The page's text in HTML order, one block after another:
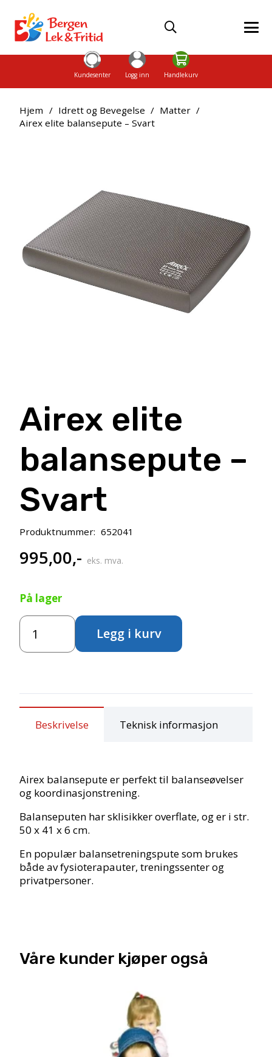
Kundesenter Logg inn Handlekurv
Hjem / Idrett og Bevegelse / Matter /
Airex elite balansepute – Svart
Airex elite
balansepute –
Svart
Produktnummer: 652041
995,00,- eks. mva.
På lager
Airex
elite
balansepute
Legg i kurv
Beskrivelse Teknisk informasjon
Airex balansepute er perfekt til balanseøvelser
og koordinasjonstrening.
Balanseputen har sklisikker overflate, og er i str.
50 x 41 x 6 cm.
En populær balansetreningspute som brukes
både av fysioterapauter, treningssenter og
privatpersoner.
Våre kunder kjøper også